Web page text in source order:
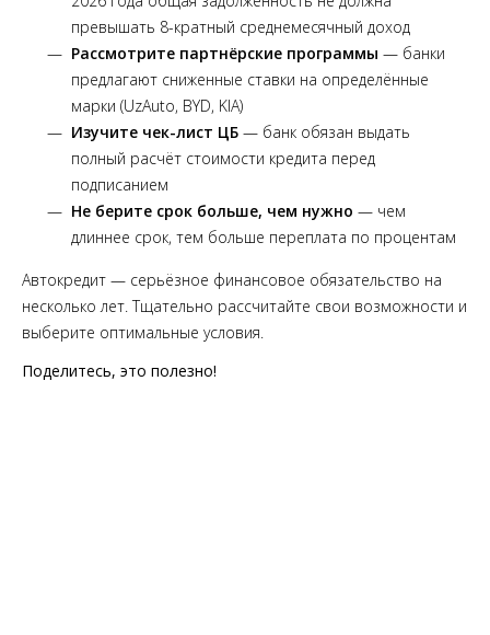
превышать 8-кратный среднемесячный доход
Рассмотрите партнёрские программы — банки
предлагают сниженные ставки на определённые
марки (UzAuto, BYD, KIA)
Изучите чек-лист ЦБ — банк обязан выдать
полный расчёт стоимости кредита перед
подписанием
Не берите срок больше, чем нужно — чем
длиннее срок, тем больше переплата по процентам
Автокредит — серьёзное финансовое обязательство на
несколько лет. Тщательно рассчитайте свои возможности и
выберите оптимальные условия.
Поделитесь, это полезно!